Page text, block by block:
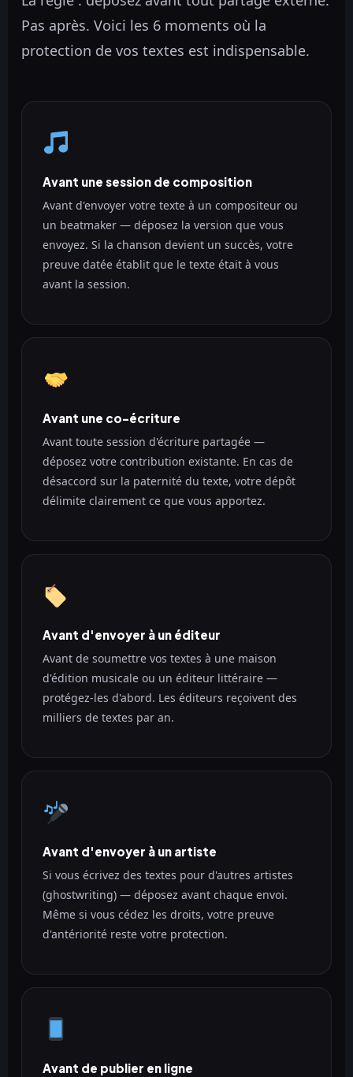
Pas après. Voici les 6 moments où la
protection de vos textes est indispensable.
Avant une session de composition
Avant d'envoyer votre texte à un compositeur ou
un beatmaker — déposez la version que vous
envoyez. Si la chanson devient un succès, votre
preuve datée établit que le texte était à vous
avant la session.
Avant une co-écriture
Avant toute session d'écriture partagée —
déposez votre contribution existante. En cas de
désaccord sur la paternité du texte, votre dépôt
délimite clairement ce que vous apportez.
Avant d'envoyer à un éditeur
Avant de soumettre vos textes à une maison
d'édition musicale ou un éditeur littéraire —
protégez-les d'abord. Les éditeurs reçoivent des
milliers de textes par an.
Avant d'envoyer à un artiste
Si vous écrivez des textes pour d'autres artistes
(ghostwriting) — déposez avant chaque envoi.
Même si vous cédez les droits, votre preuve
d'antériorité reste votre protection.
Avant de publier en ligne